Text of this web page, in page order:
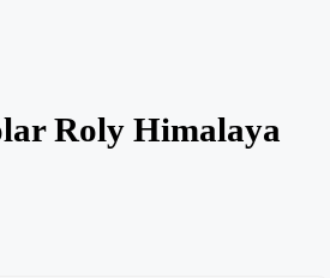
Roly Himalaya